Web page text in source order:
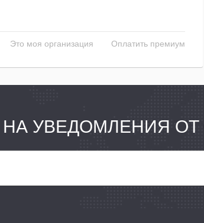
Это моя организация Оплатить премиум
УВЕДОМЛЕНИЯ ОТ